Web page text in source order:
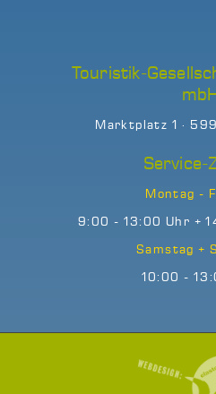
Touristik-
Marktplatz 1 ·
Service-
Montag -
9:00 - 13:00 Uhr +
Samstag +
10:00 -